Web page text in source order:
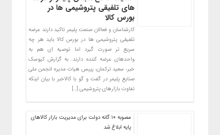
های تلفیقی پتروشیمی ها در
بورس کالا
کارشناسان و فعالان صنعت پلیمر تاکید دارند عرضه
تلفیقی پتروشیمی ها در بورس کالا باید هر چه
سریع تر صورت گیرد اما توصیه ای هم به
واحدهای عرضه کننده دارند. به گزارش کیوسک
خبر، سعید ترکمان، رییس هیات مدیره انجمن ملی
صنایع پلیمر در گفت و گو با کالاخبر با بیان اینکه
تفاوت بازارهای پتروشیمی […]
مصوبه ۱۰ گانه دولت برای مدیریت بازار کالاهای
پایه ابلاغ شد